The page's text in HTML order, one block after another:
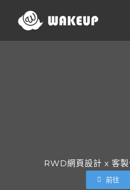
content
RWD網頁設計 x 客
前往